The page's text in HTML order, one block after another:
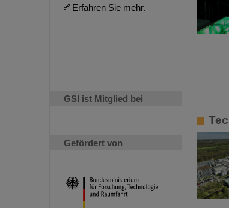
Erfahren Sie mehr.
GSI ist Mitglied bei
Gefördert von